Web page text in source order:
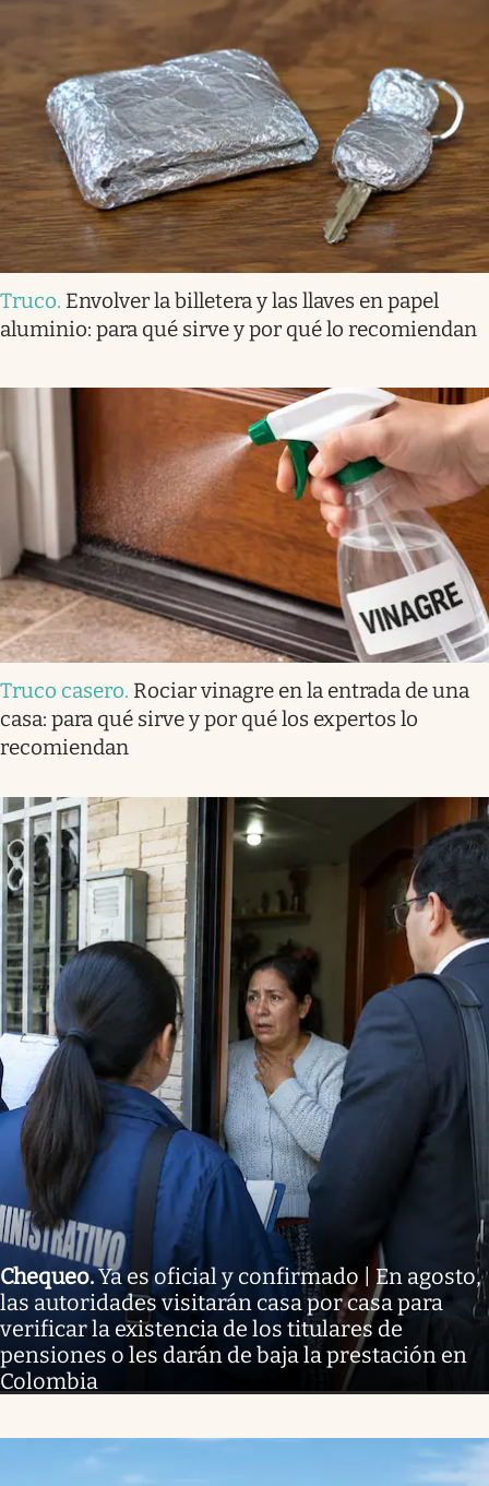
Truco. Envolver la billetera y las llaves en papel
aluminio: para qué sirve y por qué lo recomiendan
Truco casero. Rociar vinagre en la entrada de una
casa: para qué sirve y por qué los expertos lo
recomiendan
Chequeo.Ya es oficial y confirmado | En agosto,
las autoridades visitarán casa por casa para
verificar la existencia de los titulares de
pensiones o les darán de baja la prestación en
Colombia